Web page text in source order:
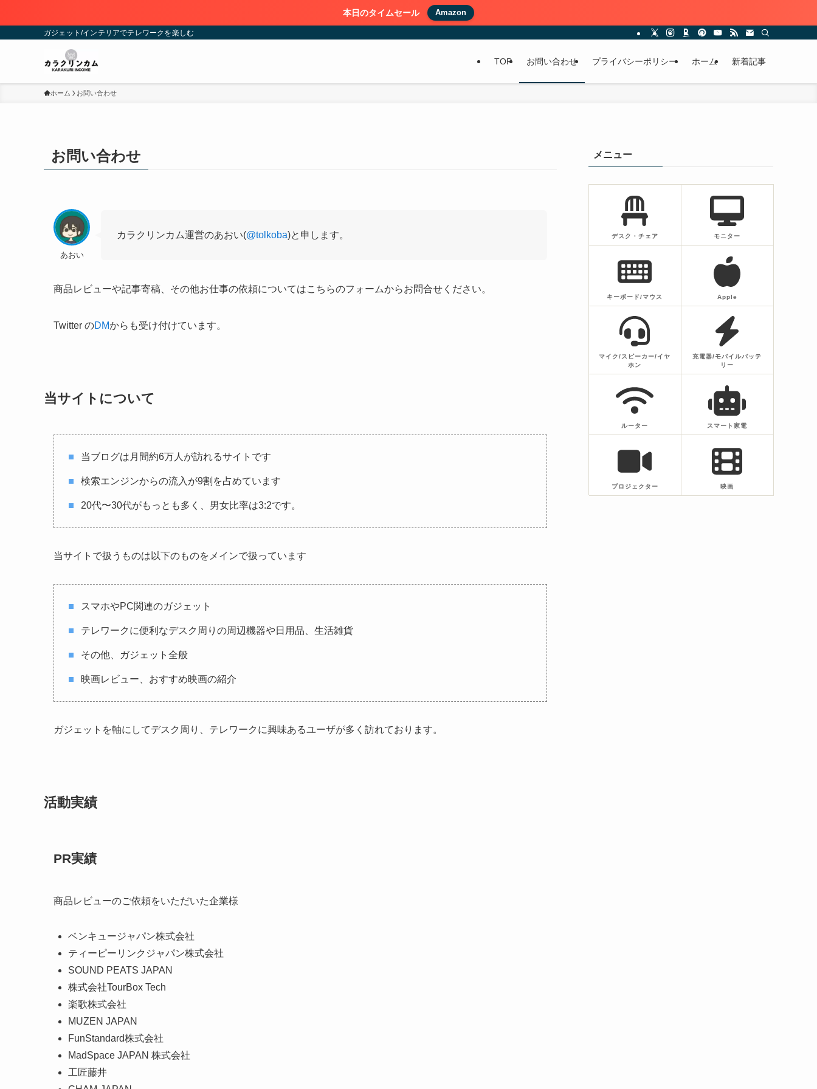
本日のタイムセール Amazon
ガジェット/インテリアでテレワークを楽しむ
TOP お問い合わせ プライバシーポリシー ホーム 新着記事
ホーム お問い合わせ
お問い合わせ
あおい
カラクリンカム運営のあおい(@tolkoba)と申します。
商品レビューや記事寄稿、その他お仕事の依頼についてはこちらのフォームからお問合せください。
Twitter のDMからも受け付けています。
当サイトについて
当ブログは月間約6万人が訪れるサイトです
検索エンジンからの流入が9割を占めています
20代〜30代がもっとも多く、男女比率は3:2です。
当サイトで扱うものは以下のものをメインで扱っています
スマホやPC関連のガジェット
テレワークに便利なデスク周りの周辺機器や日用品、生活雑貨
その他、ガジェット全般
映画レビュー、おすすめ映画の紹介
ガジェットを軸にしてデスク周り、テレワークに興味あるユーザが多く訪れております。
活動実績
PR実績
商品レビューのご依頼をいただいた企業様
ベンキュージャパン株式会社
ティーピーリンクジャパン株式会社
SOUND PEATS JAPAN
株式会社TourBox Tech
楽歌株式会社
MUZEN JAPAN
FunStandard株式会社
MadSpace JAPAN 株式会社
工匠藤井
メニュー
デスク・チェア モニター
キーボード/マウス Apple
マイク/スピーカー/イヤ
ホン
充電器/モバイルバッテ
リー
ルーター スマート家電
プロジェクター 映画